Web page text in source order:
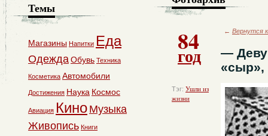
84
год
Тэг: Ушли из
жизни
← Вернутся
—
«сыр»,
Темы
Магазины Напитки Еда
ОдеждаОбувь Техника
Косметика Автомобили
Достижения Наука Космос
Авиация Кино Музыка
Живопись Книги